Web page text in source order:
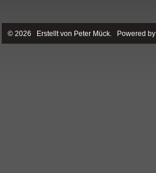
© 2026 Erstellt von Peter Mück. Powered by